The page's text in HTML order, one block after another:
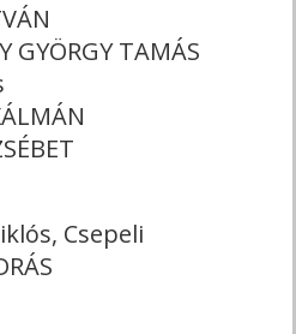
GYÖRGY TAMÁS
Csepeli